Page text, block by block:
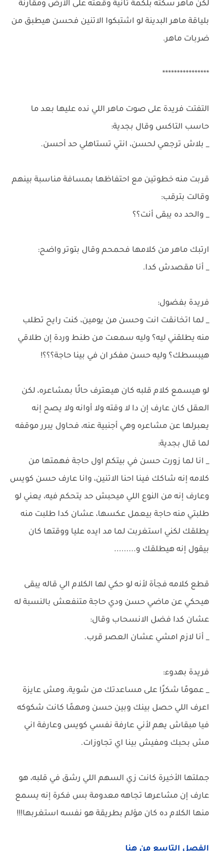
لكن ماهر سكته بلكمة تانية وقعته على الأرض ومقارنة
بلياقة ماهر البدينة لو اشتبكوا الاتنين فحسن هيطبق من
ضربات ماهر.
****************
التفتت فريدة على صوت ماهر اللي نده عليها بعد ما
حاسب التاكس وقال بجدية:
_ بلاش ترجعي لحسن، انتي تستاهلي حد أحسن.
قربت منه خطوتين مع احتفاظها بمسافة مناسبة بينهم
وقالت بترقب:
_ والحد ده يبقى أنت؟؟
ارتبك ماهر من كلامها فحمحم وقال بتوتر واضح:
_ أنا مقصدش كدا.
فريدة بفضول:
_ لما اتخانقت انت وحسن من يومين، كنت رايح تطلب
منه يطلقني ليه؟ وليه سمعت من طنط وردة إن طلاقي
هيبسطك؟ وليه حسن مفكر ان في بينا حاجة؟؟؟!
لو هيسمع كلام قلبه كان هيعترف حالًا بمشاعره، لكن
العقل كان عارف إن دا لا وقته ولا أوانه ولا يصح إنه
يعبرلها عن مشاعره وهي أجنبية عنه، فحاول يبرر موقفه
لما قال بجدية:
_ انا لما زورت حسن في بيتكم اول حاجة فهمتها من
كلامه إنه شاكك فينا احنا الاتنين، وانا عارف حسن كويس
وعارف إنه من النوع اللي ميحبش حد يتحكم فيه، يعني لو
طلبتي منه حاجة بيعمل عكسها، عشان كدا طلبت منه
يطلقك لكني استغربت لما مد ايده عليا ووقتها كان
بيقول إنه هيطلقك و.........
قطع كلامه فجأة لأنه لو حكي لها الكلام الي قاله يبقى
هيحكي عن ماضي حسن ودي حاجة متنفعش بالنسبة له
عشان كدا فضل الانسحاب وقال:
_ أنا لازم امشي عشان العصر قرب.
فريدة بهدوء:
_ عمومًا شكرًا على مساعدتك من شوية، ومش عايزة
اعرف اللي حصل بينك وبين حسن ومهمًا كانت شكوكه
فيا مبقاش يهم لأني عارفة نفسي كويس وعارفة اني
مش بحبك ومفيش بينا اي تجاوزات.
جملتها الأخيرة كانت زي السهم اللي رشق في قلبه، هو
عارف إن مشاعرها تجاهه معدومة بس فكرة إنه يسمع
منها الكلام ده كان مؤلم بطريقة هو نفسه استغربها!!!
الفصل التاسع من هنا